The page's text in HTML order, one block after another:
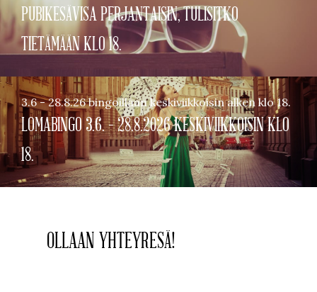
PUBIKESÄVISA PERJANTAISIN, TULISITKO
TIETÄMÄÄN KLO 18.
3.6 - 28.8.26 bingoillaan keskiviikkoisin alken klo 18.
LOMABINGO 3.6. – 28.8.2026 KESKIVIIKKOISIN KLO
18.
OLLAAN YHTEYRESÄ!